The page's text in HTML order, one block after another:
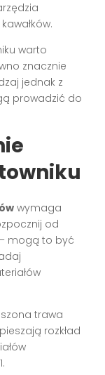
warto
znacznie
jednak z
prowadzić do
wymaga
od
mogą to być
trawa
rozkład